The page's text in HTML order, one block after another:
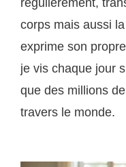
corps mais aussi
exprime son
je vis chaque jour
que des millions
travers le monde.